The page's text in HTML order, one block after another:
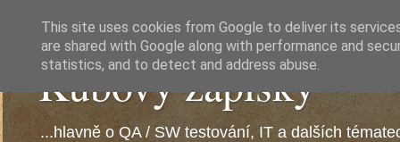
Kubovy zápisky
...hlavně o QA / SW testování, IT a dalších
This site uses cookies from Google to deliver its
are shared with Google along with performance and
statistics, and to detect and address abuse.